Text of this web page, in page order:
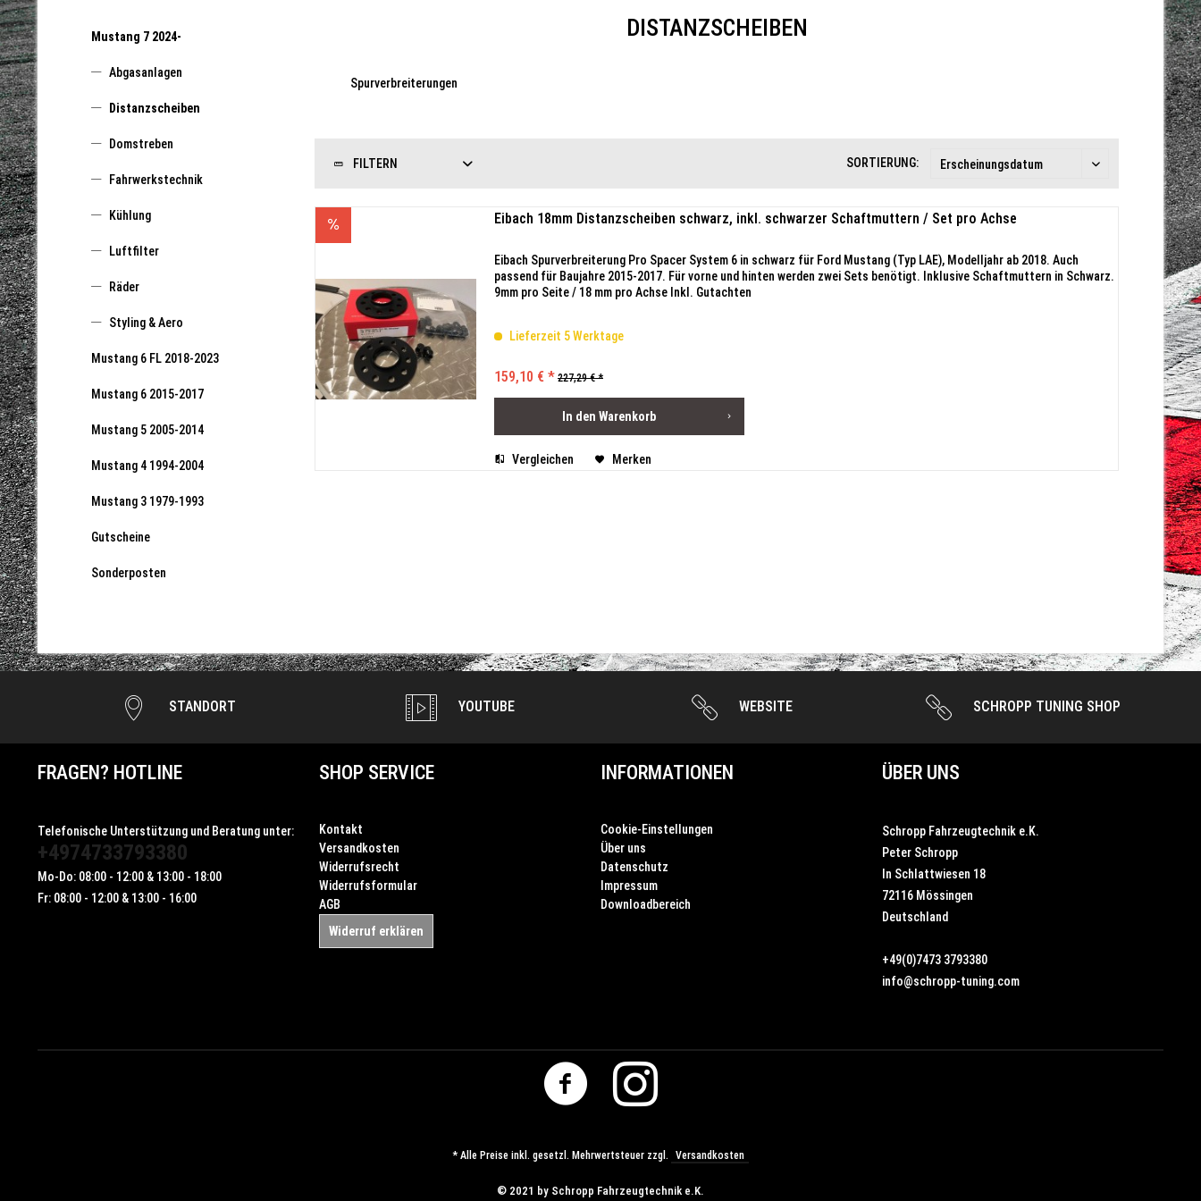
Mustang 7 2024-
Abgasanlagen
Distanzscheiben
Domstreben
Fahrwerkstechnik
Kühlung
Luftfilter
Räder
Styling & Aero
Mustang 6 FL 2018-2023
Mustang 6 2015-2017
Mustang 5 2005-2014
Mustang 4 1994-2004
Mustang 3 1979-1993
Gutscheine
Sonderposten
DISTANZSCHEIBEN
Spurverbreiterungen
FILTERN SORTIERUNG:
Eibach 18mm Distanzscheiben schwarz, inkl. schwarzer Schaftmuttern / Set pro Achse
Eibach Spurverbreiterung Pro Spacer System 6 in schwarz für Ford Mustang (Typ LAE), Modelljahr ab 2018. Auch
passend für Baujahre 2015-2017. Für vorne und hinten werden zwei Sets benötigt. Inklusive Schaftmuttern in Schwarz.
9mm pro Seite / 18 mm pro Achse Inkl. Gutachten
Lieferzeit 5 Werktage
159,10 € * 227,29 € *
In den Warenkorb
Vergleichen Merken
STANDORT YOUTUBE WEBSITE SCHROPP TUNING SHOP
FRAGEN? HOTLINE
Telefonische Unterstützung und Beratung unter:
+4974733793380
Mo-Do: 08:00 - 12:00 & 13:00 - 18:00
Fr: 08:00 - 12:00 & 13:00 - 16:00
SHOP SERVICE
Kontakt
Versandkosten
Widerrufsrecht
Widerrufsformular
AGB
Widerruf erklären
INFORMATIONEN
Cookie-Einstellungen
Über uns
Datenschutz
Impressum
Downloadbereich
ÜBER UNS
Schropp Fahrzeugtechnik e.K.
Peter Schropp
In Schlattwiesen 18
72116 Mössingen
Deutschland
+49(0)7473 3793380
info@schropp-tuning.com
* Alle Preise inkl. gesetzl. Mehrwertsteuer zzgl. Versandkosten
© ​2021 by Schropp Fahrzeugtechnik e.K.